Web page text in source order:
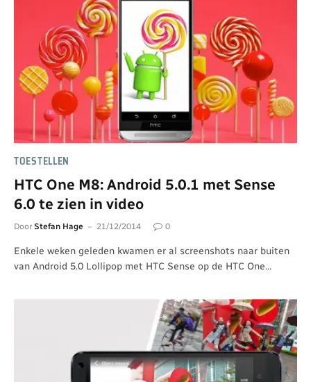
TOESTELLEN
HTC One M8: Android 5.0.1 met Sense
6.0 te zien in video
Door Stefan Hage 21/12/2014 0
Enkele weken geleden kwamen er al screenshots naar buiten
van Android 5.0 Lollipop met HTC Sense op de HTC One…